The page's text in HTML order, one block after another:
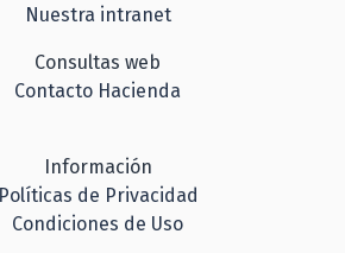
Nuestra intranet
Consultas web
Contacto Hacienda
Información
Políticas de Privacidad
Condiciones de Uso